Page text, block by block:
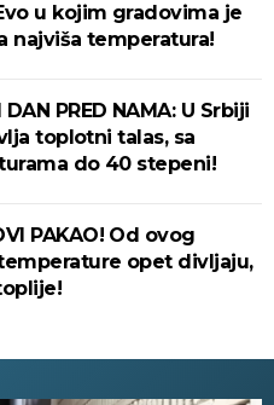
u kojim gradovima je
najviša temperatura!
DAN PRED NAMA: U Srbiji
toplotni talas, sa
do 40 stepeni!
PAKAO! Od ovog
opet divljaju,